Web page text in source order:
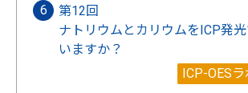
第12回
ナトリウムとカリウムをICP発
いますか？
ICP-OES